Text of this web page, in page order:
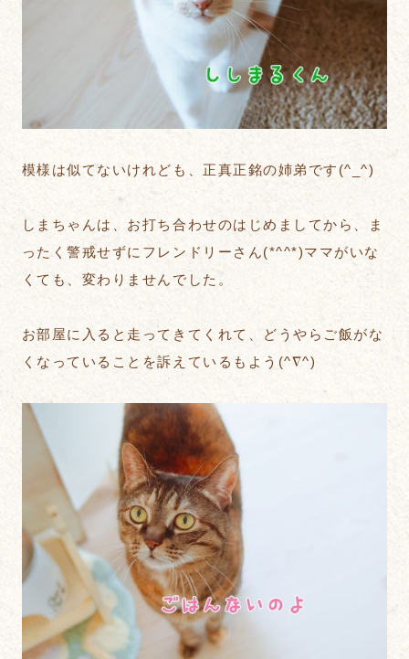
模様は似てないけれども、正真正銘の姉弟です(^_^)
しまちゃんは、お打ち合わせのはじめましてから、ま
ったく警戒せずにフレンドリーさん(*^^*)ママがいな
くても、変わりませんでした。
お部屋に入ると走ってきてくれて、どうやらご飯がな
くなっていることを訴えているもよう(^∇^)